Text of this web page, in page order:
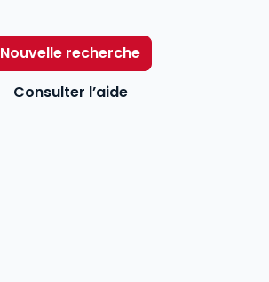
Nouvelle recherche
Consulter l’aide